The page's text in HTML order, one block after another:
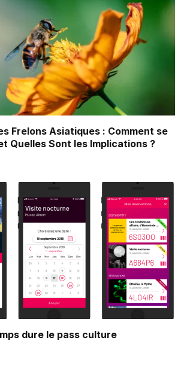
Frelons Asiatiques : Comment se
Quelles Sont les Implications ?
dure le pass culture